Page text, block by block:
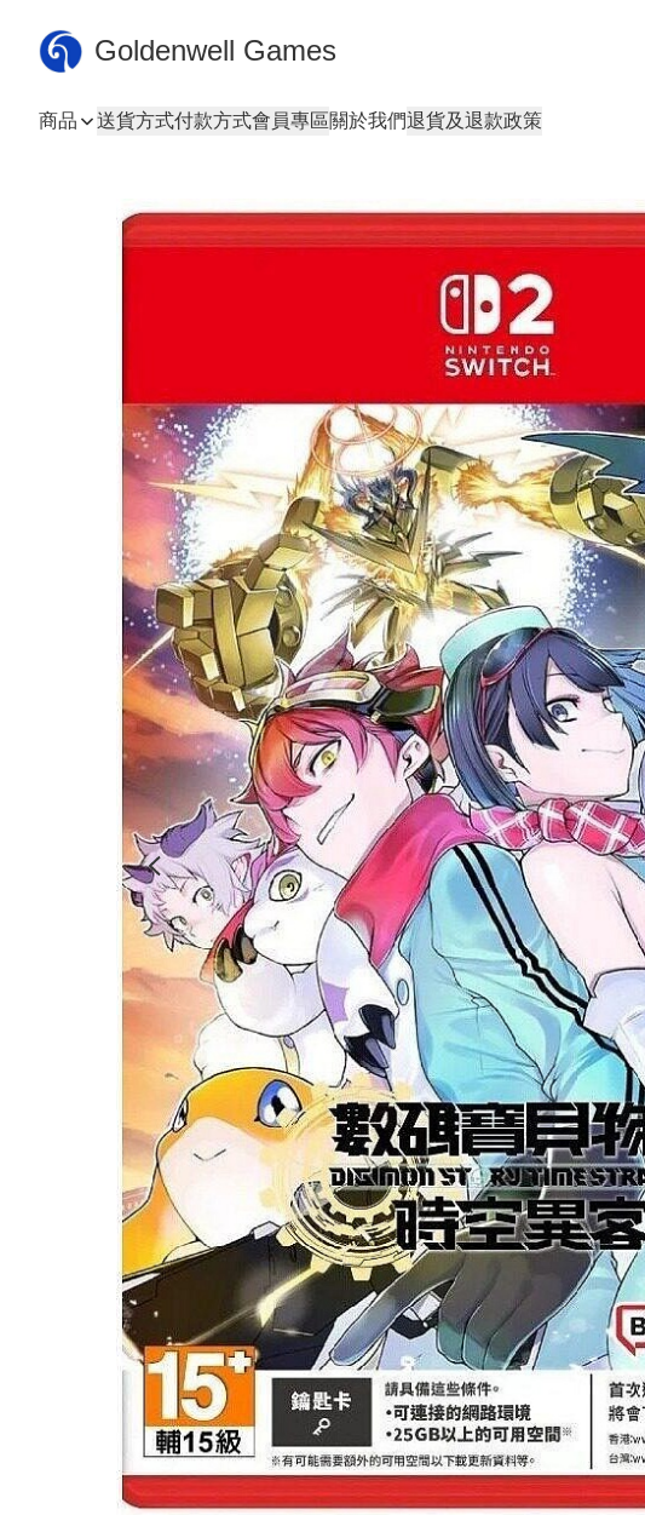
Goldenwell Games
商品 送貨方式付款方式會員專區關於我們退貨及退款政策